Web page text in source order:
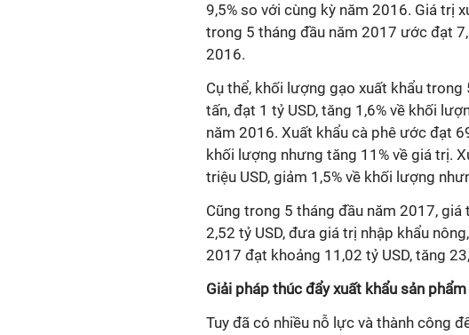
9,5% so với cùng kỳ năm 2016. Giá trị
trong 5 tháng đầu năm 2017 ước đạt
2016.
Cụ thể, khối lượng gạo xuất khẩu
tấn, đạt 1 tỷ USD, tăng 1,6% về khối
năm 2016. Xuất khẩu cà phê ước đạt
khối lượng nhưng tăng 11% về giá trị.
triệu USD, giảm 1,5% về khối lượng
Cũng trong 5 tháng đầu năm 2017,
2,52 tỷ USD, đưa giá trị nhập khẩu
2017 đạt khoảng 11,02 tỷ USD, tăng
Giải pháp thúc đẩy xuất khẩu sản
Tuy đã có nhiều nỗ lực và thành công